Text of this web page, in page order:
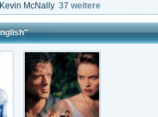
Kevin McNally 37 weitere